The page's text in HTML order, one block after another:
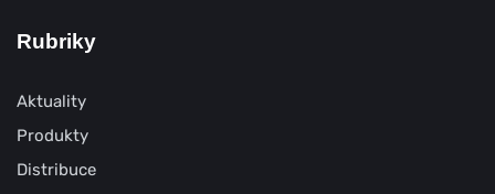
Rubriky
Aktuality
Produkty
Distribuce